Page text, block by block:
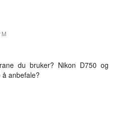
du bruker? Nikon D750 og
anbefale?